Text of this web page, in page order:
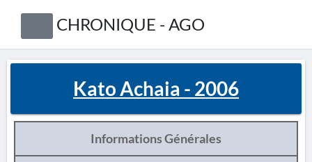
CHRONIQUE - AGO
Kato Achaia - 2006
Informations Générales